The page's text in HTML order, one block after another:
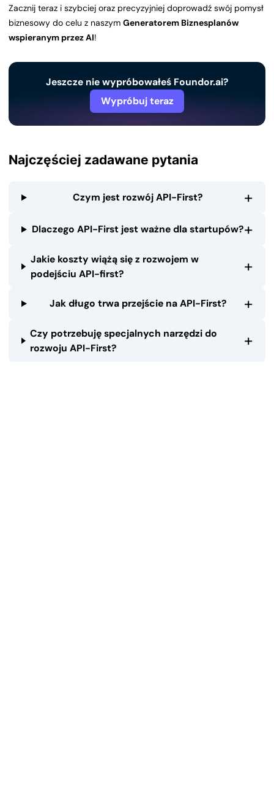
Zacznij teraz i szybciej oraz precyzyjniej doprowadź swój pomysł
biznesowy do celu z naszym Generatorem Biznesplanów
wspieranym przez AI!
Jeszcze nie wypróbowałeś Foundor.ai?
Wypróbuj teraz
Najczęściej zadawane pytania
Czym jest rozwój API-First? +
Dlaczego API-First jest ważne dla startupów?+
Jakie koszty wiążą się z rozwojem w
podejściu API-first?
+
Jak długo trwa przejście na API-First? +
Czy potrzebuję specjalnych narzędzi do
rozwoju API-First?
+